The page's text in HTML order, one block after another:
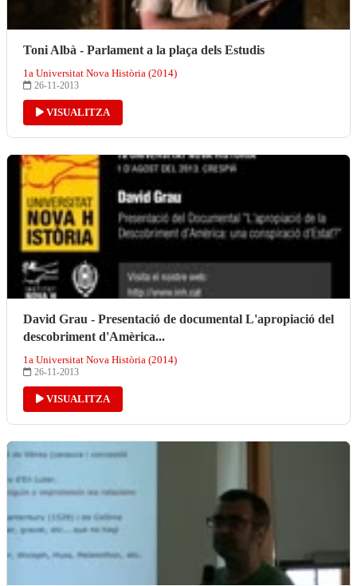
Toni Albà - Parlament a la plaça dels Estudis
1a Universitat Nova Història (2014)
26-11-2013
VISUALITZA
David Grau - Presentació de documental L'apropiació del
descobriment d'Amèrica...
1a Universitat Nova Història (2014)
26-11-2013
VISUALITZA